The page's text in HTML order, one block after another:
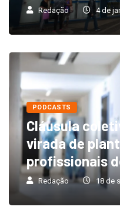
Redação 4 de
PODCASTS
Cláusula
virada de
profissionais
Redação 18 de